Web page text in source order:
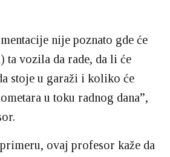
nije poznato gde će
vozila da rade, da li će
stoje u garaži i koliko će
u toku radnog dana”,
ovaj profesor kaže da